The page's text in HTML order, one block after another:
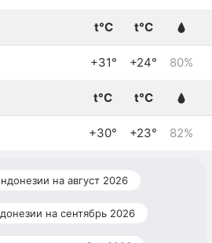
t°C t°C
+31° +24° 80%
t°C t°C
+30° +23° 82%
на август 2026
на сентябрь 2026